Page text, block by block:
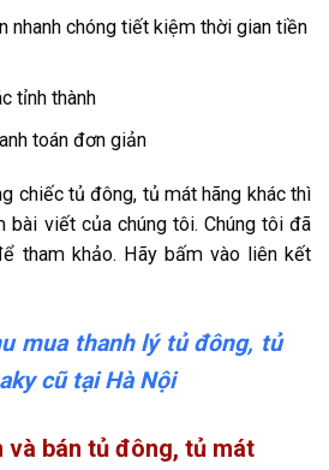
nhanh chóng tiết kiệm thời gian tiền
tỉnh thành
toán đơn giản
chiếc tủ đông, tủ mát hãng khác thì
bài viết của chúng tôi. Chúng tôi đã
tham khảo. Hãy bấm vào liên kết
mua thanh lý tủ đông, tủ
cũ tại Hà Nội
và bán tủ đông, tủ mát